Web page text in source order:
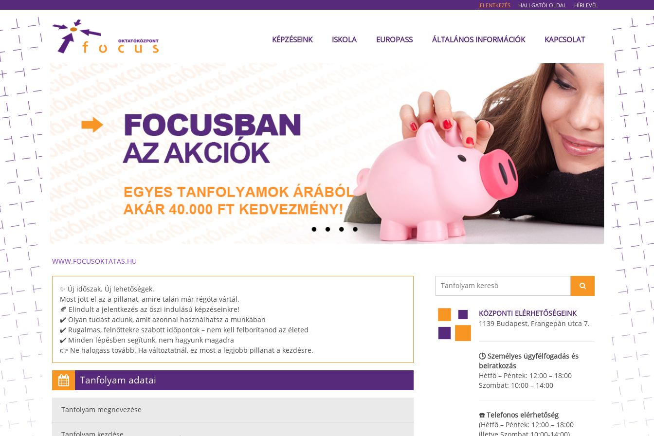
JELENTKEZÉS HALLGATÓI OLDAL HÍRLEVÉL
KÉPZÉSEINK ISKOLA EUROPASS ÁLTALÁNOS INFORMÁCIÓK KAPCSOLAT
WWW.FOCUSOKTATAS.HU
✨ Új időszak. Új lehetőségek.
Most jött el az a pillanat, amire talán már régóta vártál.
🍂 Elindult a jelentkezés az őszi indulású képzéseinkre!
✔️ Olyan tudást adunk, amit azonnal használhatsz a munkában
✔️ Rugalmas, felnőttekre szabott időpontok – nem kell felborítanod az életed
✔️ Minden lépésben segítünk, nem hagyunk magadra
👉 Ne halogass tovább. Ha változtatnál, ez most a legjobb pillanat a kezdésre.
Tanfolyam adatai
Tanfolyam megnevezése
KÖZPONTI ELÉRHETŐSÉGEINK
1139 Budapest, Frangepán utca 7.
🕒 Személyes ügyfélfogadás és
beiratkozás
Hétfő – Péntek: 12:00 – 18:00
Szombat: 10:00 – 14:00
☎️ Telefonos elérhetőség
(Hétfő – Péntek: 12:00 – 18:00